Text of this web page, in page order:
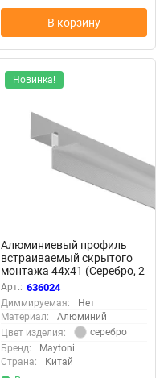
В корзину
Новинка!
Алюминиевый профиль
встраиваемый скрытого
монтажа 44x41 (Серебро, 2
м), ALM-4441-S-2M 636024
(Серебро) 636024
Арт.: 636024
Диммируемая:
Нет
Материал:
Алюминий
Цвет изделия:
серебро
Бренд:
Maytoni
Страна:
Китай